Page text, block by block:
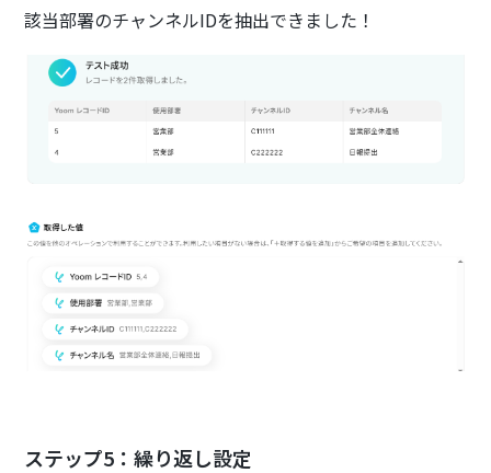
該当部署のチャンネルIDを抽出できました！
ステップ5：繰り返し設定